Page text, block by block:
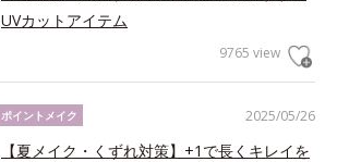
UVカットアイテム
9765 view
2025/05/26
ポイントメイク
【夏メイク・くずれ対策】+1で長くキレイを